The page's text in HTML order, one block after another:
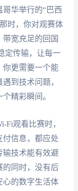
华举行的“巴西
时，你对观赛体
宽充足的回国
定传输，让每一
你更需要一个能
到技术问题，
精彩瞬间。
Fi观看比赛时，
付信息，都应处
输技术能有效避
的同时，没有后
心的数字生活体